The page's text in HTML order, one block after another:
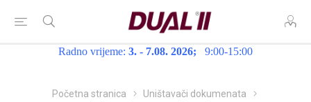
Radno vrijeme: 3. - 7.08. 2026; 9:00-15:00
Početna stranica
Uništavači dokumenata